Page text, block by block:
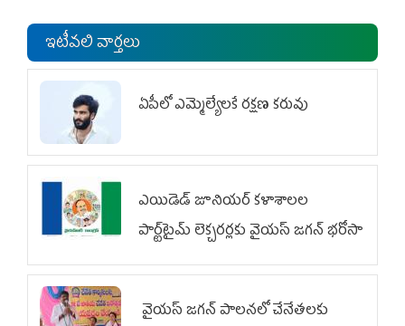
ఇటీవలి వార్తలు
ఏపీలో ఎమ్మెల్యేల‌కే ర‌క్ష‌ణ క‌రువు
ఎయిడెడ్‌ జూనియర్‌ కళాశాలల
పార్ట్‌టైమ్‌ లెక్చరర్లకు వైయ‌స్ జగన్ భరోసా
వైయ‌స్ జగన్ పాలనలో చేనేతలకు